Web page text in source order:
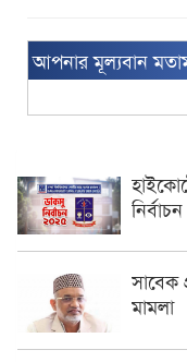
আপনার মূল্যবান
নির্বাচন
সাবেক
মামলা